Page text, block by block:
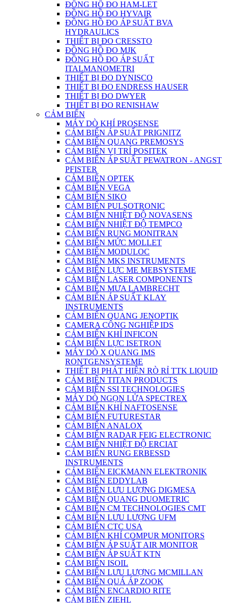
ĐỒNG HỒ ĐO HAM-LET
ĐỒNG HỒ ĐO HYVAIR
ĐỒNG HỒ ĐO ÁP SUẤT BVA
HYDRAULICS
THIẾT BỊ ĐO CRESSTO
ĐỒNG HỒ ĐO MJK
ĐỒNG HỒ ĐO ÁP SUẤT
ITALMANOMETRI
THIẾT BỊ ĐO DYNISCO
THIẾT BỊ ĐO ENDRESS HAUSER
THIẾT BỊ ĐO DWYER
THIẾT BỊ ĐO RENISHAW
CẢM BIẾN
MÁY DÒ KHÍ PROSENSE
CẢM BIẾN ÁP SUẤT PRIGNITZ
CẢM BIẾN QUANG PREMOSYS
CẢM BIẾN VỊ TRÍ POSITEK
CẢM BIẾN ÁP SUẤT PEWATRON - ANGST
PFISTER
CẢM BIẾN OPTEK
CẢM BIẾN VEGA
CẢM BIẾN SIKO
CẢM BIẾN PULSOTRONIC
CẢM BIẾN NHIỆT ĐỘ NOVASENS
CẢM BIẾN NHIỆT ĐỘ TEMPCO
CẢM BIẾN RUNG MONITRAN
CẢM BIẾN MỨC MOLLET
CẢM BIẾN MODULOC
CẢM BIẾN MKS INSTRUMENTS
CẢM BIẾN LỰC ME MEBSYSTEME
CẢM BIẾN LASER COMPONENTS
CẢM BIẾN MƯA LAMBRECHT
CẢM BIẾN ÁP SUẤT KLAY
INSTRUMENTS
CẢM BIẾN QUANG JENOPTIK
CAMERA CÔNG NGHIỆP IDS
CẢM BIẾN KHÍ INFICON
CẢM BIẾN LỰC ISETRON
MÁY DÒ X QUANG IMS
RONTGENSYSTEME
THIẾT BỊ PHÁT HIỆN RÒ RỈ TTK LIQUID
CẢM BIẾN TITAN PRODUCTS
CẢM BIẾN SSI TECHNOLOGIES
MÁY DÒ NGỌN LỬA SPECTREX
CẢM BIẾN KHÍ NAFTOSENSE
CẢM BIẾN FUTURESTAR
CẢM BIẾN ANALOX
CẢM BIẾN RADAR FEIG ELECTRONIC
CẢM BIẾN NHIỆT ĐỘ ERCIAT
CẢM BIẾN RUNG ERBESSD
INSTRUMENTS
CẢM BIẾN EICKMANN ELEKTRONIK
CẢM BIẾN EDDYLAB
CẢM BIẾN LƯU LƯỢNG DIGMESA
CẢM BIÊN QUANG DUOMETRIC
CẢM BIẾN CM TECHNOLOGIES CMT
CẢM BIẾN LƯU LƯỢNG UFM
CẢM BIẾN CTC USA
CẢM BIẾN KHÍ COMPUR MONITORS
CẢM BIẾN ÁP SUẤT AIR MONITOR
CẢM BIẾN ÁP SUẤT KTN
CẢM BIẾN ISOIL
CẢM BIẾN LƯU LƯỢNG MCMILLAN
CẢM BIẾN QUÁ ÁP ZOOK
CẢM BIẾN ENCARDIO RITE
CẢM BIẾN ZIEHL